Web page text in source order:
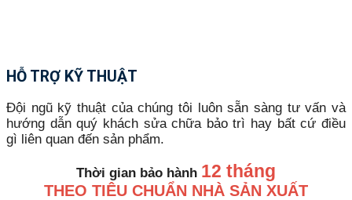
HỖ TRỢ KỸ THUẬT
Đội ngũ kỹ thuật của chúng tôi luôn sẵn sàng tư vấn và
hướng dẫn quý khách sửa chữa bảo trì hay bất cứ điều
gì liên quan đến sản phẩm.
Thời gian bảo hành 12 tháng
THEO TIÊU CHUẨN NHÀ SẢN XUẤT